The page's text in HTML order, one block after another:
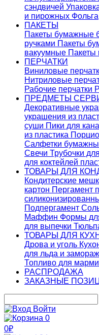
сэндвичей
и пирожных Фольга
ПАКЕТЫ
Пакеты бумажные
ручками Пакеты
вакуумные Пакеты
ПЕРЧАТКИ
Виниловые
Нитриловые
Рабочие перчатки
ПРЕДМЕТЫ
Декоративные
украшения из
суши Пики для
из пластика
Салфетки
Свечи Трубочки
для коктейлей
ТОВАРЫ ДЛЯ
Кондитерские
картон Пергамент
Подпергамент
Маффин Формы
для выпечки
ТОВАРЫ ДЛЯ
Дрова и уголь
для льда и
Топливо для
РАСПРОДАЖА
ЗАКАЗНЫЕ
Войти
0
0₽